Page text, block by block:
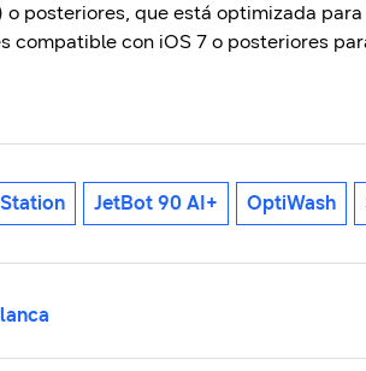
o posteriores, que está optimizada
compatible con iOS 7 o posteriores
JetBot 90 AI+ OptiWash